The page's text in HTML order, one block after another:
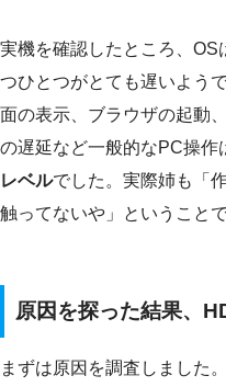
実機を確認したところ、OS
つひとつがとても遅いよう
面の表示、ブラウザの起動
の遅延など一般的なPC操作
レベルでした。実際姉も「
触ってないや」ということ
原因を探った結果、
まずは原因を調査しました